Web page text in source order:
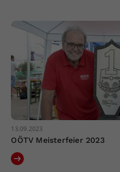
13.09.2023
OÖTV Meisterfeier 2023